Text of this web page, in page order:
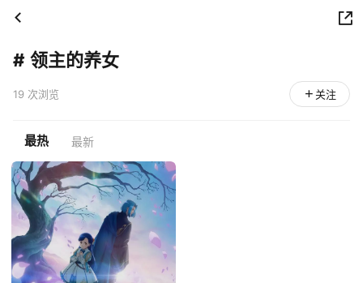
# 领主的养女
19 次浏览 关注
最热 最新